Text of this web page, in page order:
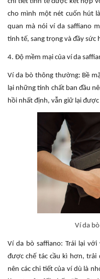
cho mình một nét cuốn hút
quan mà nói ví da saffiano
tinh tế, sang trọng và đầy sức
4. Độ mềm mại của ví da
Ví da bò thông thường: Bề
lại những tính chất ban đầu
hồi nhất định, vẫn giữ lại
Ví da
Ví da bò saffiano: Trái lại
được chế tác cầu kì hơn, trải
nên các chi tiết của ví dù là